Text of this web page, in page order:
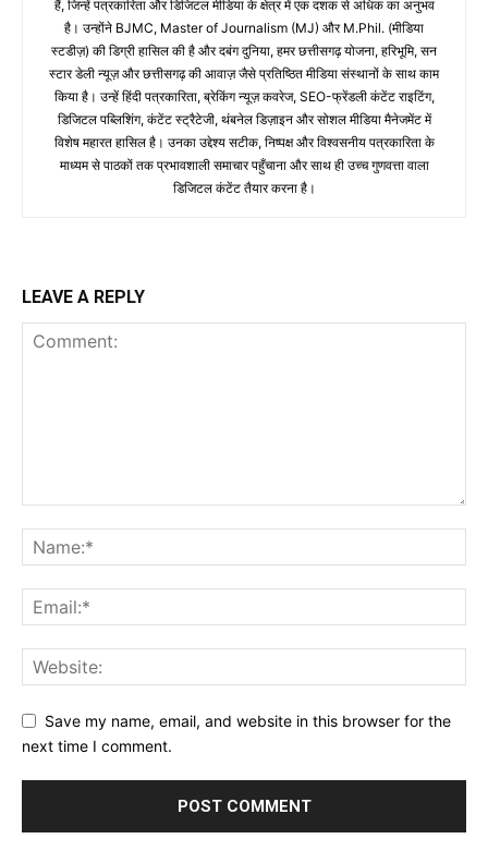
हैं, जिन्हें पत्रकारिता और डिजिटल मीडिया के क्षेत्र में एक दशक से अधिक का अनुभव
है। उन्होंने BJMC, Master of Journalism (MJ) और M.Phil. (मीडिया
स्टडीज़) की डिग्री हासिल की है और दबंग दुनिया, हमर छत्तीसगढ़ योजना, हरिभूमि, सन
स्टार डेली न्यूज़ और छत्तीसगढ़ की आवाज़ जैसे प्रतिष्ठित मीडिया संस्थानों के साथ काम
किया है। उन्हें हिंदी पत्रकारिता, ब्रेकिंग न्यूज़ कवरेज, SEO-फ्रेंडली कंटेंट राइटिंग,
डिजिटल पब्लिशिंग, कंटेंट स्ट्रैटेजी, थंबनेल डिज़ाइन और सोशल मीडिया मैनेजमेंट में
विशेष महारत हासिल है। उनका उद्देश्य सटीक, निष्पक्ष और विश्वसनीय पत्रकारिता के
माध्यम से पाठकों तक प्रभावशाली समाचार पहुँचाना और साथ ही उच्च गुणवत्ता वाला
डिजिटल कंटेंट तैयार करना है।
LEAVE A REPLY
Save my name, email, and website in this browser for the
next time I comment.